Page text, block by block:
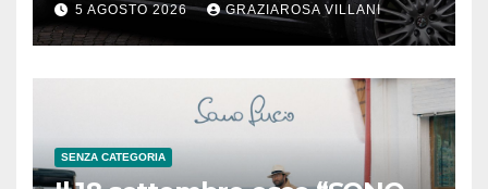
5 AGOSTO 2026 GRAZIAROSA VILLANI
SENZA CATEGORIA